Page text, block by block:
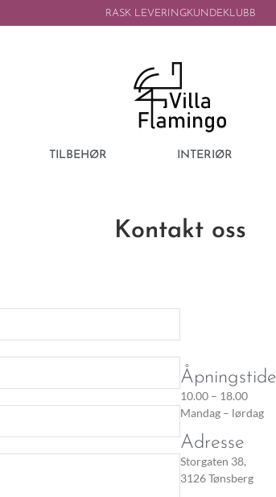
RASK LEVERINGKUNDEKLUBB
TILBEHØR INTERIØR
Kontakt oss
10.00 – 18.00
Mandag – lørdag
Adresse
Storgaten 38,
3126 Tønsberg